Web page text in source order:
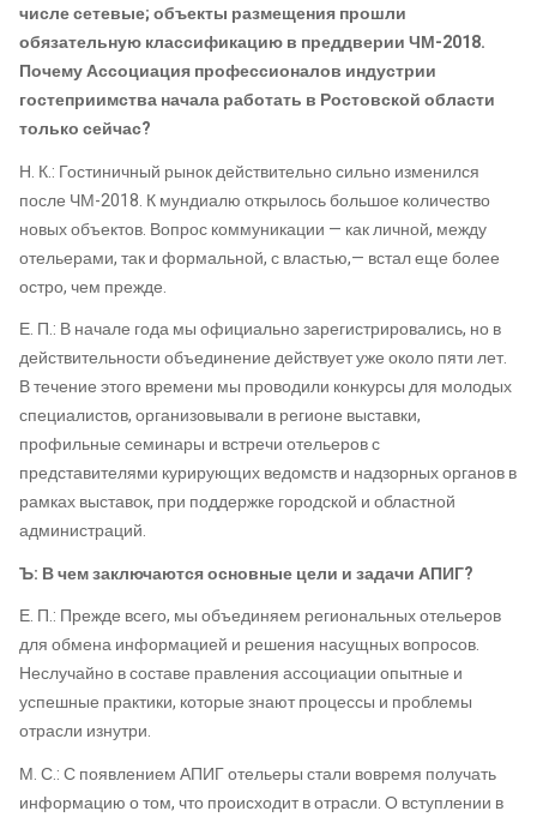
числе сетевые; объекты размещения прошли
обязательную классификацию в преддверии ЧМ-2018.
Почему Ассоциация профессионалов индустрии
гостеприимства начала работать в Ростовской области
только сейчас?
Н. К.: Гостиничный рынок действительно сильно изменился
после ЧМ-2018. К мундиалю открылось большое количество
новых объектов. Вопрос коммуникации — как личной, между
отельерами, так и формальной, с властью,— встал еще более
остро, чем прежде.
Е. П.: В начале года мы официально зарегистрировались, но в
действительности объединение действует уже около пяти лет.
В течение этого времени мы проводили конкурсы для молодых
специалистов, организовывали в регионе выставки,
профильные семинары и встречи отельеров с
представителями курирующих ведомств и надзорных органов в
рамках выставок, при поддержке городской и областной
администраций.
Ъ: В чем заключаются основные цели и задачи АПИГ?
Е. П.: Прежде всего, мы объединяем региональных отельеров
для обмена информацией и решения насущных вопросов.
Неслучайно в составе правления ассоциации опытные и
успешные практики, которые знают процессы и проблемы
отрасли изнутри.
М. С.: С появлением АПИГ отельеры стали вовремя получать
информацию о том, что происходит в отрасли. О вступлении в